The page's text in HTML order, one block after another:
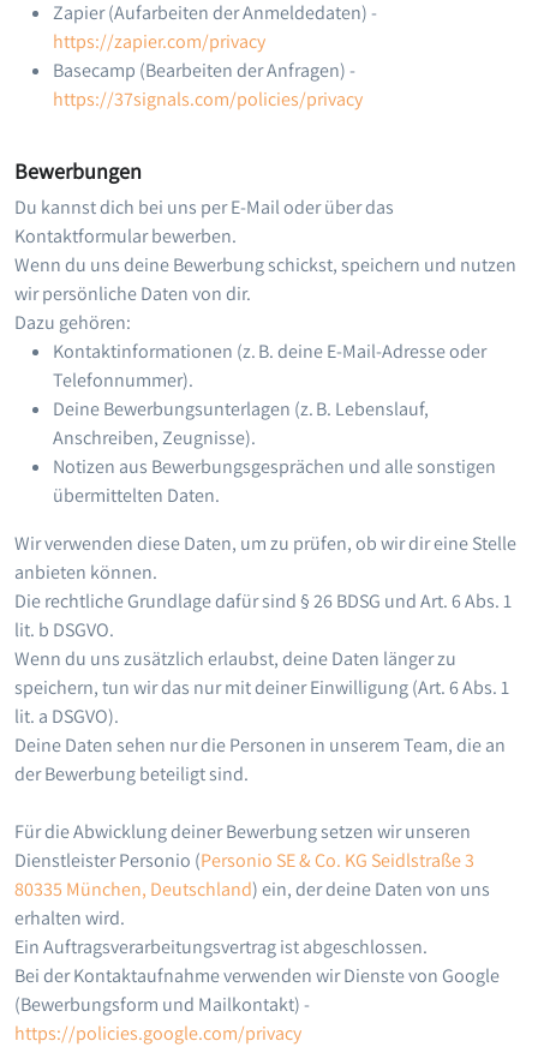
Zapier (Aufarbeiten der Anmeldedaten) -
https://zapier.com/privacy
Basecamp (Bearbeiten der Anfragen) -
https://37signals.com/policies/privacy
Bewerbungen
Du kannst dich bei uns per E-Mail oder über das
Kontaktformular bewerben.
Wenn du uns deine Bewerbung schickst, speichern und nutzen
wir persönliche Daten von dir.
Dazu gehören:
Kontaktinformationen (z. B. deine E-Mail-Adresse oder
Telefonnummer).
Deine Bewerbungsunterlagen (z. B. Lebenslauf,
Anschreiben, Zeugnisse).
Notizen aus Bewerbungsgesprächen und alle sonstigen
übermittelten Daten.
Wir verwenden diese Daten, um zu prüfen, ob wir dir eine Stelle
anbieten können.
Die rechtliche Grundlage dafür sind § 26 BDSG und Art. 6 Abs. 1
lit. b DSGVO.
Wenn du uns zusätzlich erlaubst, deine Daten länger zu
speichern, tun wir das nur mit deiner Einwilligung (Art. 6 Abs. 1
lit. a DSGVO).
Deine Daten sehen nur die Personen in unserem Team, die an
der Bewerbung beteiligt sind.
Für die Abwicklung deiner Bewerbung setzen wir unseren
Dienstleister Personio (Personio SE & Co. KG Seidlstraße 3
80335 München, Deutschland) ein, der deine Daten von uns
erhalten wird.
Ein Auftragsverarbeitungsvertrag ist abgeschlossen.
Bei der Kontaktaufnahme verwenden wir Dienste von Google
(Bewerbungsform und Mailkontakt) -
https://policies.google.com/privacy